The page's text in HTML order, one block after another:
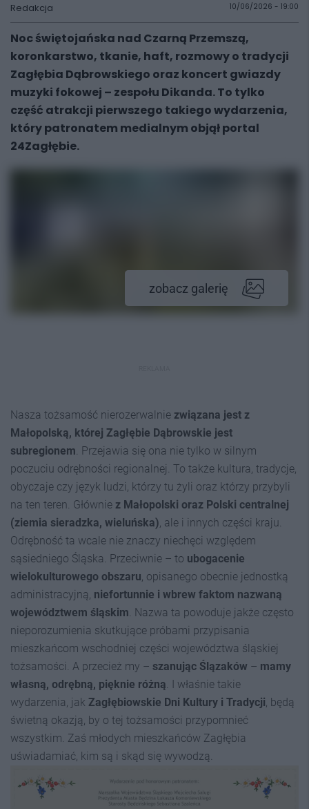
Redakcja 10/06/2026 - 19:00
Noc świętojańska nad Czarną Przemszą,
koronkarstwo, tkanie, haft, rozmowy o tradycji
Zagłębia Dąbrowskiego oraz koncert gwiazdy
muzyki fokowej – zespołu Dikanda. To tylko
część atrakcji pierwszego takiego wydarzenia,
który patronatem medialnym objął portal
24Zagłębie.
zobacz galerię
Nasza tożsamość nierozerwalnie związana jest z
Małopolską, której Zagłębie Dąbrowskie jest
subregionem. Przejawia się ona nie tylko w silnym
poczuciu odrębności regionalnej. To także kultura, tradycje,
obyczaje czy język ludzi, którzy tu żyli oraz którzy przybyli
na ten teren. Głównie z Małopolski oraz Polski centralnej
(ziemia sieradzka, wieluńska), ale i innych części kraju.
Odrębność ta wcale nie znaczy niechęci względem
sąsiedniego Śląska. Przeciwnie – to ubogacenie
wielokulturowego obszaru, opisanego obecnie jednostką
administracyjną, niefortunnie i wbrew faktom nazwaną
województwem śląskim. Nazwa ta powoduje jakże często
nieporozumienia skutkujące próbami przypisania
mieszkańcom wschodniej części województwa śląskiej
tożsamości. A przecież my – szanując Ślązaków – mamy
własną, odrębną, pięknie różną. I właśnie takie
wydarzenia, jak Zagłębiowskie Dni Kultury i Tradycji, będą
świetną okazją, by o tej tożsamości przypomnieć
wszystkim. Zaś młodych mieszkańców Zagłębia
uświadamiać, kim są i skąd się wywodzą.